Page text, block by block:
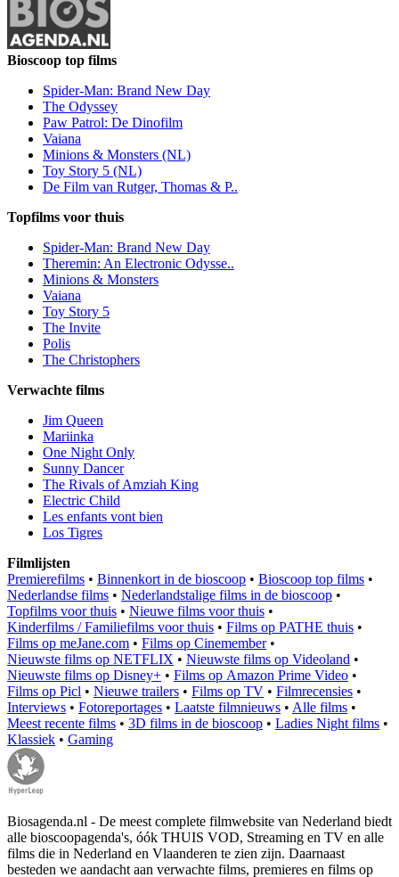
Bioscoop top films
Spider-Man: Brand New Day
The Odyssey
Paw Patrol: De Dinofilm
Vaiana
Minions & Monsters (NL)
Toy Story 5 (NL)
De Film van Rutger, Thomas & P..
Topfilms voor thuis
Spider-Man: Brand New Day
Theremin: An Electronic Odysse..
Minions & Monsters
Vaiana
Toy Story 5
The Invite
Polis
The Christophers
Verwachte films
Jim Queen
Mariinka
One Night Only
Sunny Dancer
The Rivals of Amziah King
Electric Child
Les enfants vont bien
Los Tigres
Filmlijsten
Premierefilms • Binnenkort in de bioscoop • Bioscoop top films •
Nederlandse films • Nederlandstalige films in de bioscoop •
Topfilms voor thuis • Nieuwe films voor thuis •
Kinderfilms / Familiefilms voor thuis • Films op PATHE thuis •
Films op meJane.com • Films op Cinemember•
Nieuwste films op NETFLIX • Nieuwste films op Videoland •
Nieuwste films op Disney+ • Films op Amazon Prime Video •
Films op Picl • Nieuwe trailers • Films op TV • Filmrecensies •
Interviews • Fotoreportages • Laatste filmnieuws • Alle films •
Meest recente films • 3D films in de bioscoop • Ladies Night films •
Klassiek • Gaming
Biosagenda.nl - De meest complete filmwebsite van Nederland biedt
alle bioscoopagenda's, óók THUIS VOD, Streaming en TV en alle
films die in Nederland en Vlaanderen te zien zijn. Daarnaast
besteden we aandacht aan verwachte films, premieres en films op